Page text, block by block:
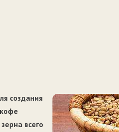
создания
всего